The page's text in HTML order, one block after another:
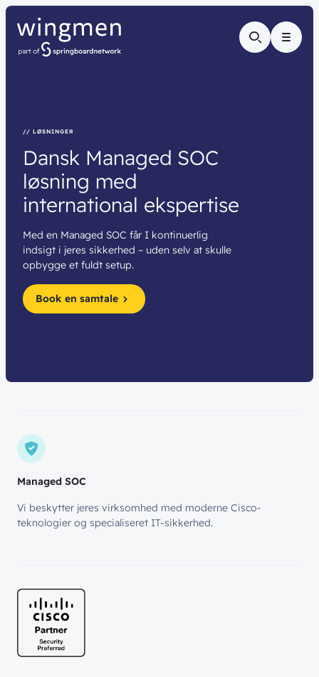
Menu
// LØSNINGER
Dansk Managed SOC
løsning med
international ekspertise
Med en Managed SOC får I kontinuerlig
indsigt i jeres sikkerhed – uden selv at skulle
opbygge et fuldt setup.
Book en samtale
Managed SOC
Vi beskytter jeres virksomhed med moderne Cisco-
teknologier og specialiseret IT-sikkerhed.